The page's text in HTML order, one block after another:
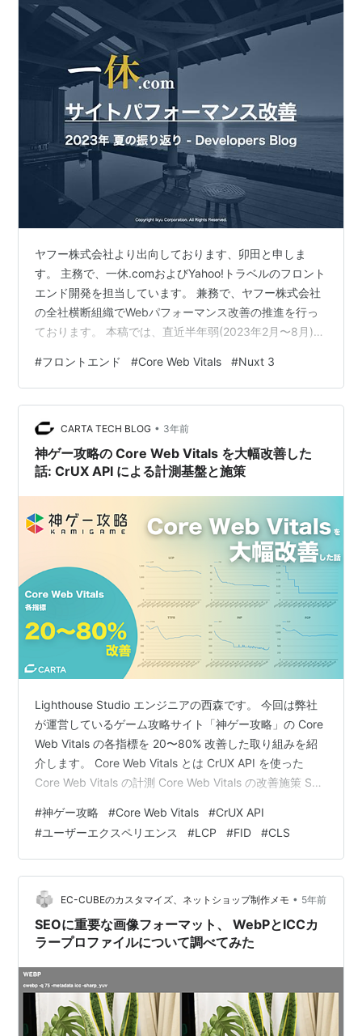
ヤフー株式会社より出向しております、卯田と申しま
す。 主務で、一休.comおよびYahoo!トラベルのフロント
エンド開発を担当しています。 兼務で、ヤフー株式会社
の全社横断組織でWebパフォーマンス改善の推進を行っ
ております。 本稿では、直近半年弱(2023年2月〜8月)
について振り返ります。 開始が2023年2月となった理由
は、Nuxt3バージョンアップ以降にパフォーマンス改善
活動に着手したためです。 一休.com/Yahoo!トラベルの
Nuxt3バージョンアップ詳細については、以下のブログ
をご覧ください。 user-first.ikyu…
#フロントエンド #Core Web Vitals #Nuxt 3
CARTA TECH BLOG • 3年前
神ゲー攻略の Core Web Vitals を大幅改善した
話: CrUX API による計測基盤と施策
Lighthouse Studio エンジニアの西森です。 今回は弊社
が運営しているゲーム攻略サイト「神ゲー攻略」の Core
Web Vitals の各指標を 20〜80% 改善した取り組みを紹
介します。 Core Web Vitals とは CrUX API を使った
Core Web Vitals の計測 Core Web Vitals の改善施策 SPA
遅延確保 計測とゴール設定 おわりに Core Web Vitals と
は Core Web Vitals とは、Google が提唱するページのユ
ーザーエクスペリエ…
#神ゲー攻略 #Core Web Vitals #CrUX API
#ユーザーエクスペリエンス #LCP #FID #CLS
EC-CUBEのカスタマイズ、ネットショップ制作メモ • 5年前
SEOに重要な画像フォーマット、 WebPとICCカ
ラープロファイルについて調べてみた